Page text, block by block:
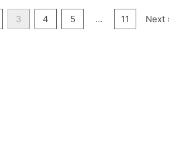
3 4 5 … 11 Next